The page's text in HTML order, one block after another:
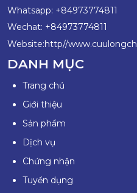
Whatsapp: +84973774811
Wechat: +84973774811
Website:http//
DANH MỤC
Trang chủ
Giới thiệu
Sản phẩm
Dịch vụ
Chứng nhận
Tuyển dụng